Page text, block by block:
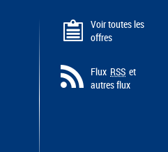
Voir toutes les
offres
Flux RSS et
autres flux